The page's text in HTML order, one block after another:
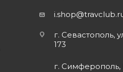
г. Севастополь,
173
г. Симферополь,